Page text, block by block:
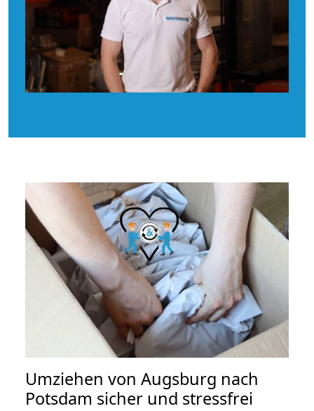
Umziehen von Augsburg nach
Potsdam sicher und stressfrei